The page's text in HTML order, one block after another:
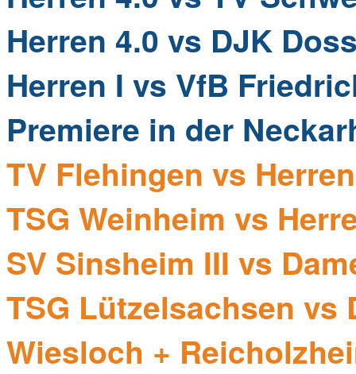
Herren 4.0 vs DJK
Herren I vs VfB
Premiere in der
TV Flehingen vs
TSG Weinheim vs
SV Sinsheim III vs
TSG Lützelsachsen
Wiesloch +